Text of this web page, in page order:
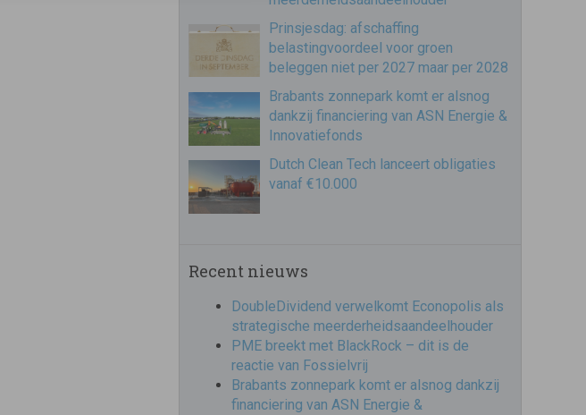
Prinsjesdag: afschaffing
belastingvoordeel voor groen
beleggen niet per 2027 maar per 2028
Brabants zonnepark komt er alsnog
dankzij financiering van ASN Energie &
Innovatiefonds
Dutch Clean Tech lanceert obligaties
vanaf €10.000
Recent nieuws
DoubleDividend verwelkomt Econopolis als
strategische meerderheidsaandeelhouder
PME breekt met BlackRock – dit is de
reactie van Fossielvrij
Brabants zonnepark komt er alsnog dankzij
financiering van ASN Energie &